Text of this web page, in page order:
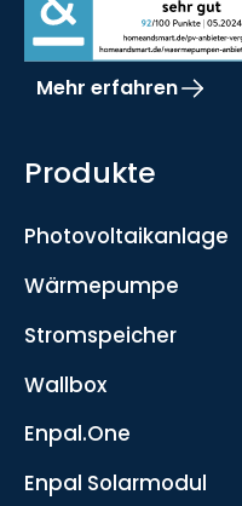
Mehr erfahren
Produkte
Photovoltaikanlage
Wärmepumpe
Stromspeicher
Wallbox
Enpal.One
Enpal Solarmodul